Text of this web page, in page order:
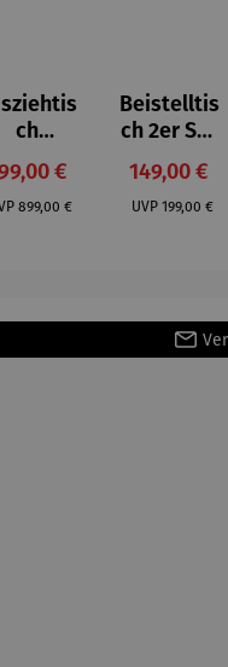
ch
Valor€
Regulärer Preis:
899,00 €
Beistelltis
ch 2er Set
– Dalias
149,00 €
UVP Regulärer
199,00 €